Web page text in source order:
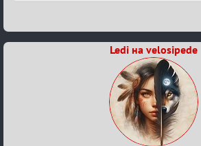
2025
Ledi на velosipede